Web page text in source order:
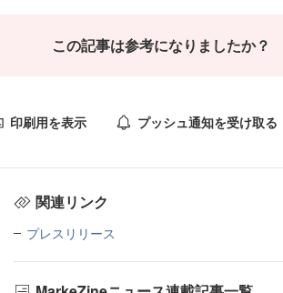
この記事は参考になりましたか？
印刷用を表示 プッシュ通知を受け取る
関連リンク
プレスリリース